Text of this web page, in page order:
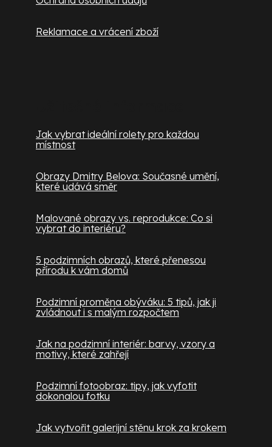
Reklamace a vrácení zboží
Jak vybrat ideální rolety pro každou
místnost
Obrazy Dmitry Belova: Současné umění,
které udává směr
Malované obrazy vs. reprodukce: Co si
vybrat do interiéru?
5 podzimních obrazů, které přenesou
přírodu k vám domů
Podzimní proměna obýváku: 5 tipů, jak ji
zvládnout i s malým rozpočtem
Jak na podzimní interiér: barvy, vzory a
motivy, které zahřejí
Podzimní fotoobraz: tipy, jak vyfotit
dokonalou fotku
Jak vytvořit galerijní stěnu krok za krokem